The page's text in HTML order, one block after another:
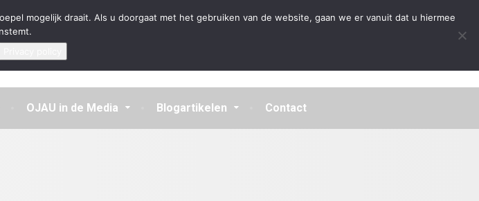
Algemene Voorwaarden Disclaimer Privacybeleid
OJAU in de Media Blogartikelen Contact
mogelijk draait. Als u doorgaat met het gebruiken van de website, gaan we er vanuit dat u hiermee